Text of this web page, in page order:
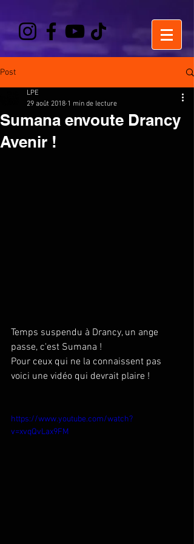
Post
Sumana envoute Drancy
Avenir !
LPE
29 août 2018 1 min de lecture
Temps suspendu à Drancy, un ange
passe, c'est Sumana !
Pour ceux qui ne la connaissent pas
voici une vidéo qui devrait plaire !
https://www.youtube.com/watch?
v=xvqQvLax9FM